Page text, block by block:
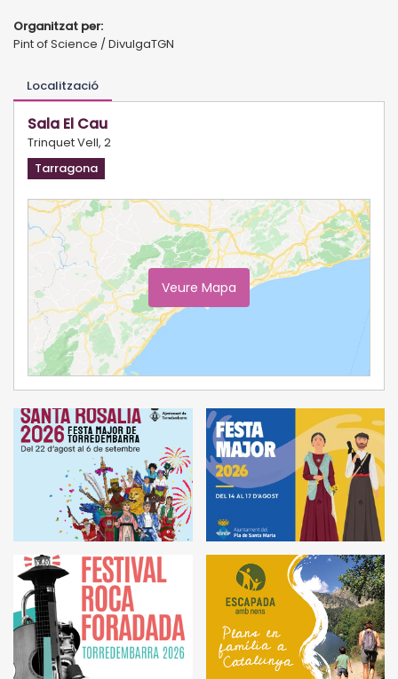
Organitzat per:
Pint of Science / DivulgaTGN
Localització
Sala El Cau
Trinquet Vell, 2
Tarragona
Veure Mapa